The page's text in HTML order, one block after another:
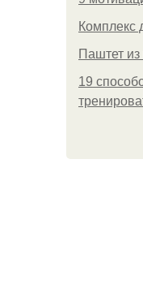
Комплекс
Паштет из
19